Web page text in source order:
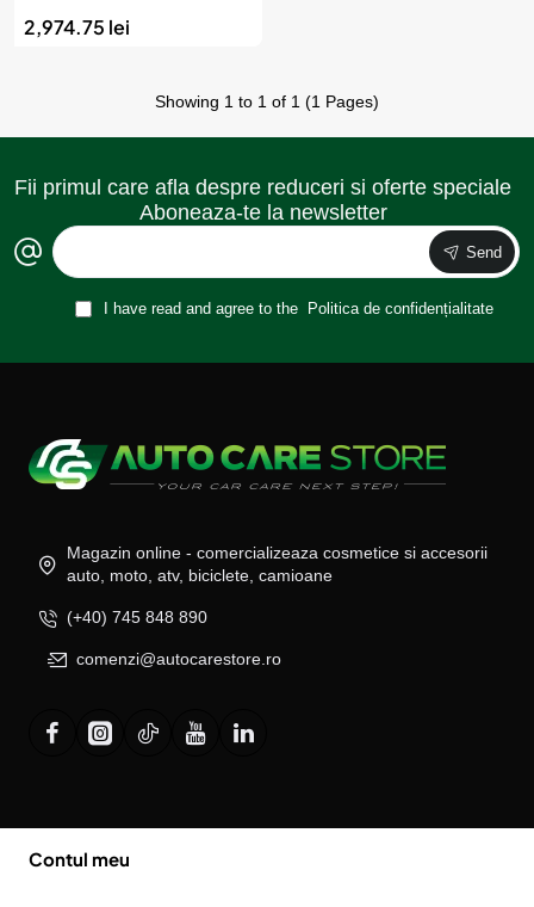
2,974.75 lei
Showing 1 to 1 of 1 (1 Pages)
Fii primul care afla despre reduceri si oferte speciale
Aboneaza-te la newsletter
Send
I have read and agree to the Politica de confidențialitate
Magazin online - comercializeaza cosmetice si accesorii
auto, moto, atv, biciclete, camioane
(+40) 745 848 890
comenzi@autocarestore.ro
Contul meu